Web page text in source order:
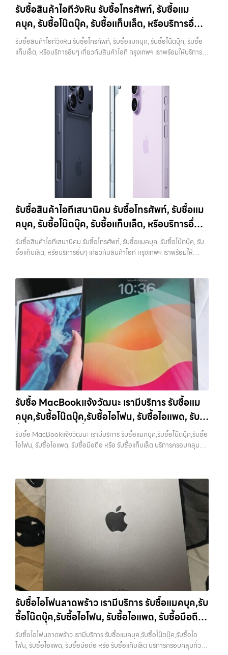
ไปคือการรีเซ็ตเครื่องให้เป็นค่าเริ่มต้นจากโรงงาน การรีเซ็ตจะช่วยลบข้อมูล
ทั้งหมดออกจากเครื่อง ทำให้เครื่องอยู่ในสภาพเหมือนใหม่ ซึ่งเป็นสิ่งที่ผู้ซื้อ
หรือร้านต้องการมากที่สุด เพราะสามารถนำไปใช้งานต่อได้ทันที ขั้นตอนนี้ยัง
ช่วยสร้างความมั่นใจให้กับผู้รับซื้อว่าไม่มีข้อมูลส่วนตัวหลงเหลืออยู่ ลด
ความกังวลในเรื่องความปลอดภัย ควรระวังว่าการรีเซ็ตควรทำหลังจาก
ออก iCloud แล้วเท่านั้น หากทำสลับขั้นตอน อาจทำให้เครื่องติดล็อกและ
และได้รับการดูแลมาอย่างดี มักจะได้ราคาดีกว่าเครื่องที่มีคราบหรือฝุ่นสะสม
การทำความสะอาดไม่จำเป็นต้องใช้อุปกรณ์พิเศษ เพียงใช้ผ้านุ่มเช็ดหน้าจอ
เช็ดตัวเครื่อง และทำความสะอาดบริเวณเล็กๆ เช่น ช่องลำโพงหรือพอร์ต
ชาร์จ ก็เพียงพอแล้ว หากเป็นการขายผ่านออนไลน์ ภาพถ่ายก็มีผลอย่าง
มาก เครื่องที่ดูดีตั้งแต่ในรูป จะช่วยเพิ่มโอกาสในการต่อรองราคาได้มากขึ้น
5. ตรวจสอบสภาพเครื่องและแบตเตอรี่ สภาพของเครื่องเป็นปัจจัยหลักที่
สิ่งที่ควรตรวจสอบ ได้แก่ หน้าจอมีรอยหรือไม่ กล้องใช้งานได้ปกติหรือไม่
ปุ่มต่างๆ กดได้ครบหรือไม่ ลำโพงและไมโครโฟนทำงานหรือไม่ อีกจุดที่
สำคัญคือแบตเตอรี่ ซึ่งสามารถตรวจสอบได้จากเมนู Battery Health หาก
เปอร์เซ็นต์ยังอยู่ในระดับสูง จะช่วยให้ได้ราคาดีกว่าเครื่องที่แบตเสื่อม ในบาง
กรณี การเปลี่ยนแบตก่อนขายอาจช่วยเพิ่มมูลค่าได้ แต่ควรคำนวณต้นทุนให้
ดีว่าคุ้มค่าหรือไม่ 6. เช็คราคาก่อนขายทุกครั้ง การรู้ราคาตลาดก่อนขายเป็น
สิ่งที่ช่วยให้คุณไม่เสียเปรียบ หลายคนขายโดยไม่เช็คข้อมูล ทำให้โดนกด
ราคามากกว่าที่ควรจะเป็น แนะนำให้ลองเปรียบเทียบราคาจากหลายแหล่ง
ทั้งร้านรับซื้อและช่องทางออนไลน์ เพื่อให้เห็นภาพรวมของราคาในตลาด
ครบช่วยเพิ่มราคา แม้จะไม่ใช่ปัจจัยหลัก แต่การมีอุปกรณ์ครบ เช่น กล่อง
สายชาร์จ หรืออุปกรณ์เสริม จะช่วยเพิ่มความน่าสนใจให้กับเครื่อง สำหรับ
บางรุ่น การมีกล่องครบอาจช่วยเพิ่มราคาได้พอสมควร เพราะผู้ซื้อสามารถ
นำไปขายต่อได้ง่ายขึ้น อย่างไรก็ตาม หากไม่มีอุปกรณ์เหล่านี้ ก็ยังสามารถ
ขายได้ตามปกติ เพียงแต่อาจไม่ได้ราคาสูงเท่ากับเครื่องที่มีครบ 8. เลือกช่อง
ทางการขายให้เหมาะกับตัวเอง การขาย iPhone มีหลายวิธี แต่ละวิธีก็มีข้อดี
และข้อจำกัดต่างกัน การขายเองผ่านแพลตฟอร์มออนไลน์อาจได้ราคาสูง
กว่า แต่ต้องใช้เวลาและมีความเสี่ยงในการเจอผู้ซื้อที่ไม่น่าเชื่อถือ การขายให้
ร้านรับซื้อจะสะดวกและรวดเร็ว แต่ควรเลือกร้านที่มีความน่าเชื่อถือและให้
ราคาตามสภาพจริง อีกทางเลือกหนึ่งคือการใช้บริการจำนำ ซึ่งเหมาะกับคน
ที่ต้องการเงินด่วนแต่ยังไม่อยากขายขาด โดยสามารถเลือกใช้บริการ…
ล่าสุดราคารับซื้อ iPhone 11:iPhone 11 64GB รับซื้อได้ที่ 7,000 บาท
ราคาตลาดมือสอง: 10,000 บาทiPhone 11 128GB รับซื้อได้ที่ 8,400
บาทราคาตลาดมือสอง: 12,000 บาทiPhone 11 256GB รับซื้อได้ที่ 9,100
บาทราคาตลาดมือสอง: 13,000 บาท
iPhone 11 Pro / Pro Max (ปี
2019)รุ่น Pro มาพร้อมกล้องสามตัว จอ Super Retina XDR และวัสดุส
15,000 บาทiPhone 11 Pro 128GB รับซื้อได้ที่ 11,900 บาทราคาตลาด
มือสอง: 17,000 บาทiPhone 11 Pro 256GB รับซื้อได้ที่ 13,300 บาท
ราคาตลาดมือสอง: 19,000 บาทราคารับซื้อ iPhone 11 Pro
Max:iPhone 11 Pro Max 64GB รับซื้อได้ที่ 12,600 บาทราคาตลาดมือ
สอง: 18,000 บาทiPhone 11 Pro Max 128GB รับซื้อได้ที่ 14,000 บาท
ราคาตลาดมือสอง: 20,000 บาทiPhone 11 Pro Max 256GB รับซื้อ
ได้ที่ 15,400 บาทราคาตลาดมือสอง: 22,000 บาท
mini (ปี 2020)iPhone 12 เป็นรุ่นแรกที่รองรับ 5G พร้อมดีไซน์ขอบ
ขึ้นราคารับซื้อ iPhone 12:iPhone 12 64GB รับซื้อได้ที่ 8,750 บาทราคา
รับซื้อสินค้าไอทีวังหิน รับซื้อโทรศัพท์, รับซื้อแม
คบุค, รับซื้อโน๊ตบุ๊ค, รับซื้อแท็บเล็ต, หรือบริการอื่นๆ
เกี่ยวกับสินค้าไอที กรุงเทพฯ เราพร้อมให้บริการครบ
วงจร
รับซื้อสินค้าไอทีวังหิน รับซื้อโทรศัพท์, รับซื้อแมคบุค, รับซื้อโน๊ตบุ๊ค, รับซื้อ
แท็บเล็ต, หรือบริการอื่นๆ เกี่ยวกับสินค้าไอที กรุงเทพฯ เราพร้อมให้บริการ
บางแค วัชรพล รามอินทรา รับซื้อสินค้าไอทีวังหิน — รับซื้อโทรศัพท์, รับซื้อ
แมคบุค, รับซื้อโน๊ตบุ๊ค, รับซื้อแท็บเล็ต, หรือบริการอื่นๆ เกี่ยวกับสินค้าไอที
กรุงเทพฯ เราพร้อมให้บริการครบวงจร รับซื้อสินค้าไอทีวังหิน รับซื้อ
โทรศัพท์, รับซื้อแมคบุค, รับซื้อโน๊ตบุ๊ค, รับซื้อแท็บเล็ต, หรือบริการอื่นๆ เกี่ยว
กับสินค้าไอที กรุงเทพฯ… รับซื้อสินค้าไอทีวังหิน รับซื้อ iPhone ทุกรุ่น ให้
ราคาสูง พร้อมจ่ายเงินทันที ประสบการณ์เหนือระดับกับการ รับซื้อไอ
เว็บไซต์ที่คุณไว้วางใจได้ สำหรับบริการ รับซื้อ มือถือ iPhone, Samsung,
iPad, แท็บเล็ต ทุกยี่ห้อ ให้ราคาสูง พร้อมจ่ายเงินทันที ครอบคลุมพื้นที่
ลาดพร้าว, รัชดา, บางรัก, แจ้งวัฒนะ, บางแค, วัชรพล, รามอินทรา และเขต
กรุงเทพฯ ใกล้ “ใกล้ ฉัน” ที่สุด ในยุคที่สมาร์ทโฟน แท็บเล็ต และอุปกรณ์ไอที
ใหม่ๆ เปลี่ยนรุ่นกันแทบทุกช่วงเวลา อุปกรณ์ที่คุณใช้แล้วอาจกลายเป็นของ
ที่ไม่ได้ใช้งานอยู่เฉยๆ เว็บไซต์ของเราจึงเกิดขึ้นเพื่อเป็นทางเลือกให้คุณ
สามารถเปลี่ยนอุปกรณ์ที่ไม่ใช้แล้วให้กลายเป็นเงินสดได้ทันที ด้วยบริการ รับ
ซื้อไอโฟน, รับซื้อไอแพด, รับซื้อมือถือ, รับซื้อโทรศัพท์, รับซื้อโน๊ตบุ๊ค, รับซื้อ
แท็บเล็ต, รับซื้อสินค้าไอทีกรุงเทพมหานคร อย่างครบวงจร ไม่ว่าคุณจะอยู่
โซนเมืองหรือเขตชานเมือง เรามีทีมงานพร้อมให้บริการถึงที่ในพื้นที่ “ใกล้
ว่าอุปกรณ์แต่ละชิ้นไม่ใช่แค่เครื่องใช้ไฟฟ้า แต่เป็นทรัพย์สินที่มีมูลค่า คุณอาจ
ต้องการเปลี่ยนรุ่น หรือต้องการเงินด่วน เราจึงมอบบริการประเมินสภาพ
เครื่อง ฟรี ปราบปรามความยุ่งยากทั้งหลาย โดยเน้น โปร่งใส มั่นใจได้ และ
จ่ายเงินทันทีเมื่อตกลงซื้อขายสำเร็จ บริการของเราครอบคลุมทั้ง iPhone
สายใหม่-เก่า, Samsung ทุกรุ่น, iPad และแท็บเล็ตทุกแบรนด์ เรารับถึงแม้
จะอยู่ในสภาพใช้งานแล้ว ตกแต่งแล้ว หรือมีรอยบ้าง เพราะมูลค่าของเครื่อง
ไม่ได้ขึ้นอยู่แค่ยี่ห้อ แต่ขึ้นอยู่กับสภาพจริง ความครบชุด และความสะดวกใน
การขายของคุณ เราจึงตั้งใจให้บริการในเขต ลาดพร้าว, รัชดา, บางรัก,
แจ้งวัฒนะ, บางแค, วัชรพล, รามอินทรา, บางนา, บางพลี, เกษตรนวมินทร์,
เสนานิคม, วังหิน อย่างเต็มที่ ไม่ว่าคุณจะค้นหาคำว่า “รับซื้อมือถือใกล้ฉัน”,
“รับซื้อโทรศัพท์มือสองกรุงเทพ”, “ขาย iPad ได้ราคา”, “รับซื้อแท็บเล็ต
กรุงเทพถึงที่”, หรือ “รับซื้อ Samsung มือสอง ราคาสูง” — ที่นี่คือคำตอบ
เพราะบริการของเรามุ่งตรงให้คุณได้รับราคาและความสะดวกสบายที่เหนือ
กว่า เลือกเราแล้วคุณจะได้บริการที่คุณไว้วางใจ พร้อมทีมงานที่พร้อม
อำนวยความสะดวก นัดรับถึงที่ ตรวจสภาพอย่างมืออาชีพ และจ่ายเงินทันที
ทั้งหมดนี้เพื่อให้การขายอุปกรณ์ของคุณเป็นเรื่องง่ายขึ้น ดีกว่า รวดเร็วกว่า
และคุ้มค่ากว่า ทำไมต้องเลือกเรา ผู้เชี่ยวชาญด้านการให้บริการ รับซื้อมือถือ
วัชรพล, รามอินทรา, รวมถึง บางนา, บางพลี, เกษตรนวมินทร์, เสนานิคม,
วังหินไม่ว่าคุณจะต้องการ รับซื้อโทรศัพท์, รับซื้อแมคบุค, รับซื้อโน๊ตบุ๊ค, รับ
ซื้อแท็บเล็ต, หรือบริการอื่นๆ เกี่ยวกับสินค้าไอที กรุงเทพฯ – เราพร้อมให้
บริการครบวงจร บริการของเรา เราให้บริการแบบครบวงจรสำหรับลูกค้าที่
ต้องการขายอุปกรณ์ไอที ไม่ว่าจะเป็น: รับซื้อไอโฟน ทุกรุ่น…
รับซื้อสินค้าไอทีเสนานิคม รับซื้อโทรศัพท์, รับซื้อแม
คบุค, รับซื้อโน๊ตบุ๊ค, รับซื้อแท็บเล็ต, หรือบริการอื่นๆ
เกี่ยวกับสินค้าไอที กรุงเทพฯ เราพร้อมให้บริการครบ
วงจร
รับซื้อสินค้าไอทีเสนานิคม รับซื้อโทรศัพท์, รับซื้อแมคบุค, รับซื้อโน๊ตบุ๊ค, รับ
ซื้อแท็บเล็ต, หรือบริการอื่นๆ เกี่ยวกับสินค้าไอที กรุงเทพฯ เราพร้อมให้
แจ้งวัฒนะ บางแค วัชรพล รามอินทรา รับซื้อสินค้าไอทีเสนานิคม — รับซื้อ
โทรศัพท์, รับซื้อแมคบุค, รับซื้อโน๊ตบุ๊ค, รับซื้อแท็บเล็ต, หรือบริการอื่นๆ เกี่ยว
กับสินค้าไอที กรุงเทพฯ เราพร้อมให้บริการครบวงจร รับซื้อสินค้าไอที
เสนานิคม รับซื้อโทรศัพท์, รับซื้อแมคบุค, รับซื้อโน๊ตบุ๊ค, รับซื้อแท็บเล็ต, หรือ
บริการอื่นๆ เกี่ยวกับสินค้าไอที กรุงเทพฯ… รับซื้อสินค้าไอทีเสนานิคม รับ
ซื้อ iPad และแท็บเล็ตทุกแบรนด์ ทุกสภาพ — ขอขายง่าย ได้เงินเร็ว
ประสบการณ์เหนือระดับกับการ รับซื้อไอโฟน, รับซื้อไอแพด, รับซื้อมือถือ
ยินดีต้อนรับสู่ “รับซื้อขายมือถือ.com” เว็บไซต์ที่คุณไว้วางใจได้ สำหรับ
บริการ รับซื้อ มือถือ iPhone, Samsung, iPad, แท็บเล็ต ทุกยี่ห้อ ให้ราคา
สูง พร้อมจ่ายเงินทันที ครอบคลุมพื้นที่ ลาดพร้าว, รัชดา, บางรัก,
แจ้งวัฒนะ, บางแค, วัชรพล, รามอินทรา และเขตกรุงเทพฯ ใกล้ “ใกล้ ฉัน”
ที่สุด ในยุคที่สมาร์ทโฟน แท็บเล็ต และอุปกรณ์ไอทีใหม่ๆ เปลี่ยนรุ่นกันแทบ
ทุกช่วงเวลา อุปกรณ์ที่คุณใช้แล้วอาจกลายเป็นของที่ไม่ได้ใช้งานอยู่เฉยๆ
เว็บไซต์ของเราจึงเกิดขึ้นเพื่อเป็นทางเลือกให้คุณสามารถเปลี่ยนอุปกรณ์ที่
ไม่ใช้แล้วให้กลายเป็นเงินสดได้ทันที ด้วยบริการ รับซื้อไอโฟน, รับซื้อไอแพด,
รับซื้อมือถือ, รับซื้อโทรศัพท์, รับซื้อโน๊ตบุ๊ค, รับซื้อแท็บเล็ต, รับซื้อสินค้าไอที
รวดเร็วที่สุด ที่ “รับซื้อขายมือถือ.com” เราเข้าใจดีว่าอุปกรณ์แต่ละชิ้นไม่ใช่
แค่เครื่องใช้ไฟฟ้า แต่เป็นทรัพย์สินที่มีมูลค่า คุณอาจต้องการเปลี่ยนรุ่น หรือ
ต้องการเงินด่วน เราจึงมอบบริการประเมินสภาพเครื่อง ฟรี ปราบปราม
ความยุ่งยากทั้งหลาย โดยเน้น โปร่งใส มั่นใจได้ และจ่ายเงินทันทีเมื่อตกลง
ซื้อขายสำเร็จ บริการของเราครอบคลุมทั้ง iPhone สายใหม่-เก่า,
Samsung ทุกรุ่น, iPad และแท็บเล็ตทุกแบรนด์ เรารับถึงแม้จะอยู่ในสภาพ
ใช้งานแล้ว ตกแต่งแล้ว หรือมีรอยบ้าง เพราะมูลค่าของเครื่องไม่ได้ขึ้นอยู่แค่
ยี่ห้อ แต่ขึ้นอยู่กับสภาพจริง ความครบชุด และความสะดวกในการขายของ
คุณ เราจึงตั้งใจให้บริการในเขต ลาดพร้าว, รัชดา, บางรัก, แจ้งวัฒนะ,
บางแค, วัชรพล, รามอินทรา, บางนา, บางพลี, เกษตรนวมินทร์, เสนานิคม,
วังหิน อย่างเต็มที่ ไม่ว่าคุณจะค้นหาคำว่า “รับซื้อมือถือใกล้ฉัน”, “รับซื้อ
โทรศัพท์มือสองกรุงเทพ”, “ขาย iPad ได้ราคา”, “รับซื้อแท็บเล็ต กรุงเทพ
ถึงที่”, หรือ “รับซื้อ Samsung มือสอง ราคาสูง” — ที่นี่คือคำตอบ เพราะ
บริการของเรามุ่งตรงให้คุณได้รับราคาและความสะดวกสบายที่เหนือกว่า
เลือกเราแล้วคุณจะได้บริการที่คุณไว้วางใจ พร้อมทีมงานที่พร้อมอำนวย
ความสะดวก นัดรับถึงที่ ตรวจสภาพอย่างมืออาชีพ และจ่ายเงินทันที
ทั้งหมดนี้เพื่อให้การขายอุปกรณ์ของคุณเป็นเรื่องง่ายขึ้น ดีกว่า รวดเร็วกว่า
รับซื้อ MacBookแจ้งวัฒนะ เรามีบริการ รับซื้อแม
คบุค,รับซื้อโน๊ตบุ๊ค,รับซื้อไอโฟน, รับซื้อไอแพด, รับ
ซื้อมือถือ หรือ รับซื้อแท็บเล็ต บริการครอบคลุมทั่ว
กรุงเทพ และพื้นที่ใกล้เคียง
รับซื้อ MacBookแจ้งวัฒนะ เรามีบริการ รับซื้อแมคบุค,รับซื้อโน๊ตบุ๊ค,รับซื้อ
ไอโฟน, รับซื้อไอแพด, รับซื้อมือถือ หรือ รับซื้อแท็บเล็ต บริการครอบคลุมทั่ว
ดา บางรัก แจ้งวัฒนะ บางแค วัชรพล รามอินทรา รับซื้อ
MacBookแจ้งวัฒนะ — เรามีบริการ รับซื้อแมคบุค,รับซื้อโน๊ตบุ๊ค,รับซื้อไอ
โฟน, รับซื้อไอแพด, รับซื้อมือถือ หรือ รับซื้อแท็บเล็ต บริการครอบคลุมทั่ว
กรุงเทพ และพื้นที่ใกล้เคียง รับซื้อ MacBookแจ้งวัฒนะ เรามีบริการ รับซื้อ
แมคบุค,รับซื้อโน๊ตบุ๊ค,รับซื้อไอโฟน, รับซื้อไอแพด, รับซื้อมือถือ หรือ รับซื้อ
แท็บเล็ต… รับซื้อ MacBookแจ้งวัฒนะ รับซื้อ iPad และแท็บเล็ตทุกแบรนด์
ทุกสภาพ — ขอขายง่าย ได้เงินเร็ว ประสบการณ์เหนือระดับกับการ รับซื้อ
ไอโฟน, รับซื้อไอแพด, รับซื้อมือถือ ยินดีต้อนรับสู่ “รับซื้อขายมือถือ.com”
เว็บไซต์ที่คุณไว้วางใจได้ สำหรับบริการ รับซื้อ มือถือ iPhone, Samsung,
iPad, แท็บเล็ต ทุกยี่ห้อ ให้ราคาสูง พร้อมจ่ายเงินทันที ครอบคลุมพื้นที่
ลาดพร้าว, รัชดา, บางรัก, แจ้งวัฒนะ, บางแค, วัชรพล, รามอินทรา และเขต
กรุงเทพฯ ใกล้ “ใกล้ ฉัน” ที่สุด ในยุคที่สมาร์ทโฟน แท็บเล็ต และอุปกรณ์ไอที
ใหม่ๆ เปลี่ยนรุ่นกันแทบทุกช่วงเวลา อุปกรณ์ที่คุณใช้แล้วอาจกลายเป็นของ
ที่ไม่ได้ใช้งานอยู่เฉยๆ เว็บไซต์ของเราจึงเกิดขึ้นเพื่อเป็นทางเลือกให้คุณ
สามารถเปลี่ยนอุปกรณ์ที่ไม่ใช้แล้วให้กลายเป็นเงินสดได้ทันที ด้วยบริการ รับ
ซื้อไอโฟน, รับซื้อไอแพด, รับซื้อมือถือ, รับซื้อโทรศัพท์, รับซื้อโน๊ตบุ๊ค, รับซื้อ
แท็บเล็ต, รับซื้อสินค้าไอทีกรุงเทพมหานคร อย่างครบวงจร ไม่ว่าคุณจะอยู่
รับซื้อไอโฟนลาดพร้าว เรามีบริการ รับซื้อแมคบุค,รับ
ซื้อโน๊ตบุ๊ค,รับซื้อไอโฟน, รับซื้อไอแพด, รับซื้อมือถือ
หรือ รับซื้อแท็บเล็ต บริการครอบคลุมทั่วกรุงเทพ
และพื้นที่ใกล้เคียง
รับซื้อไอโฟนลาดพร้าว เรามีบริการ รับซื้อแมคบุค,รับซื้อโน๊ตบุ๊ค,รับซื้อไอ
โฟน, รับซื้อไอแพด, รับซื้อมือถือ หรือ รับซื้อแท็บเล็ต บริการครอบคลุมทั่ว